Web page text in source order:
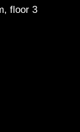
floor 3